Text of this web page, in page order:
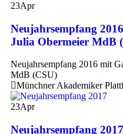
23Apr
Neujahrsempfang
Julia Obermeier MdB
Neujahrsempfang 2016 mit
MdB (CSU)
Münchner Akademiker
23Apr
Neujahrsempfang 2017